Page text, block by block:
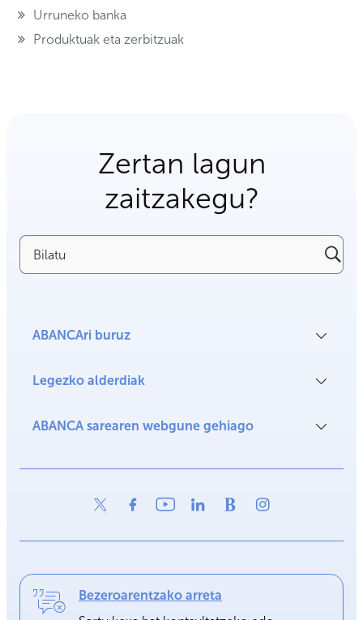
Urruneko banka
Produktuak eta zerbitzuak
Zertan lagun
zaitzakegu?
Bilatu
ABANCAri buruz
Legezko alderdiak
ABANCA sarearen webgune gehiago
Bezeroarentzako arreta